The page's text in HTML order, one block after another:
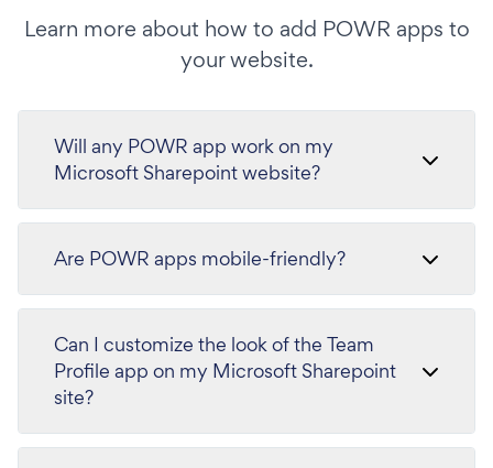
Learn more about how to add POWR apps to
your website.
Will any POWR app work on my
Microsoft Sharepoint website?
Are POWR apps mobile-friendly?
Can I customize the look of the Team
Profile app on my Microsoft Sharepoint
site?